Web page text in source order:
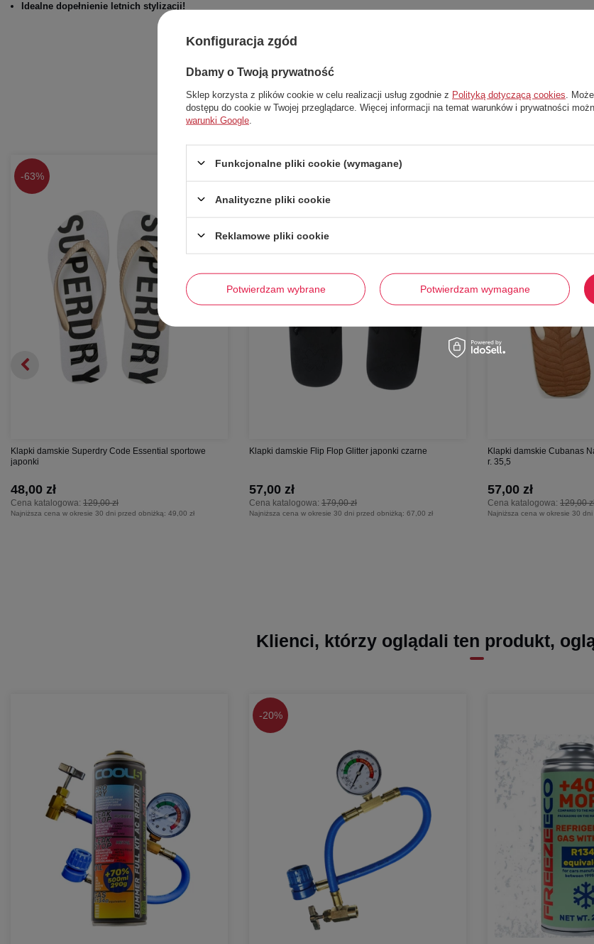
Idealne dopełnienie letnich stylizacji!
Stwórz zestaw i dodaj do
-63%
Klapki damskie Superdry Code Essential sportowe
japonki
Cena katalogowa: 129,00 zł
48,00 zł
Najniższa cena w okresie 30 dni przed obniżką: 49,00 zł
Klapki damskie Flip Flop Glitter japonki czarne
Cena katalogowa: 179,00 zł
57,00 zł
Najniższa cena w okresie 30 dni przed obniżką: 67,00 zł
Klapki damskie Cubanas
r. 35,5
Cena katalogowa: 129,00
57,00 zł
Najniższa cena w okresie 30
Klienci, którzy oglądali ten produkt,
-20%
Konfiguracja zgód
Dbamy o Twoją prywatność
Sklep korzysta z plików cookie w celu realizacji usług zgodnie z Polityką dotyczącą cookies .
dostępu do cookie w Twojej przeglądarce. Więcej informacji na temat warunków i prywatności
warunki Google
Funkcjonalne pliki cookie (wymagane)
Analityczne pliki cookie
Reklamowe pliki cookie
Potwierdzam wybrane Potwierdzam wymagane